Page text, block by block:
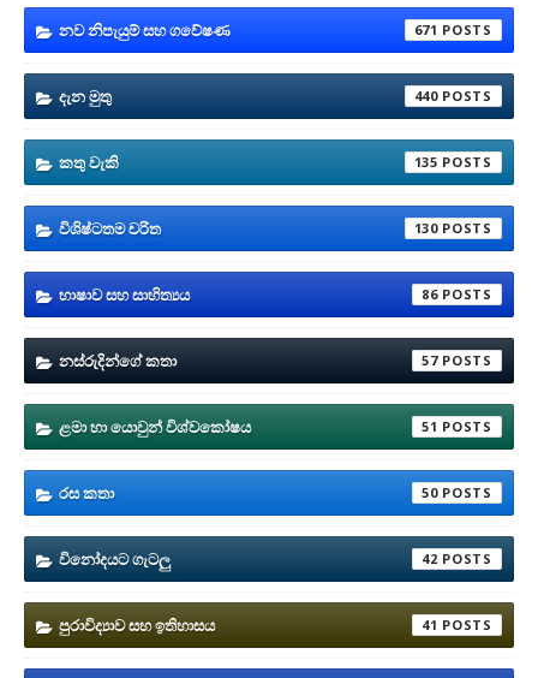
නව නිපැයුම් සහ ගවේෂණ 671
දැන මුතු 440
කතු වැකි 135
විශිෂ්ටතම චරිත 130
භාෂාව සහ සාහිත්‍යය 86
නස්රුදින්ගේ කතා 57
ළමා හා යොවුන් විශ්වකෝෂය 51
රස කතා 50
විනෝදයට ගැටලු 42
පුරාවිද්‍යාව සහ ඉතිහාසය 41